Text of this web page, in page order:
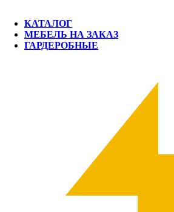
КАТАЛОГ
МЕБЕЛЬ НА ЗАКАЗ
ГАРДЕРОБНЫЕ